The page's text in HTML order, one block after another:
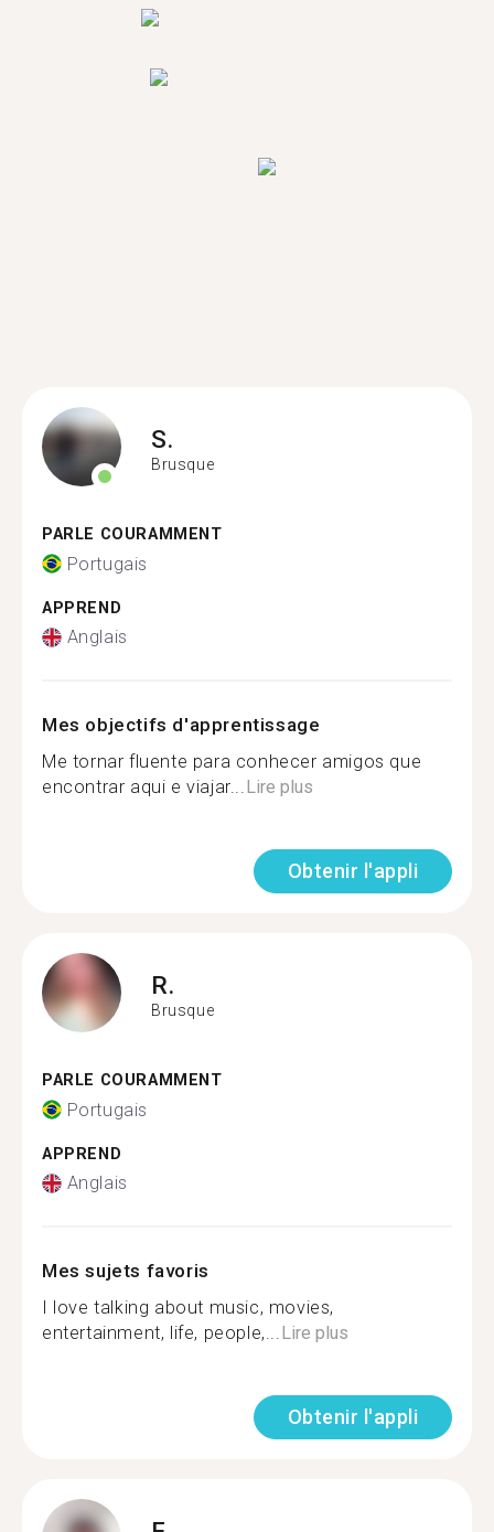
S.
Brusque
PARLE COURAMMENT
Portugais
APPREND
Anglais
Mes objectifs d'apprentissage
Me tornar fluente para conhecer amigos que
encontrar aqui e viajar...Lire plus
Obtenir l'appli
R.
Brusque
PARLE COURAMMENT
Portugais
APPREND
Anglais
Mes sujets favoris
I love talking about music, movies,
entertainment, life, people,...Lire plus
Obtenir l'appli